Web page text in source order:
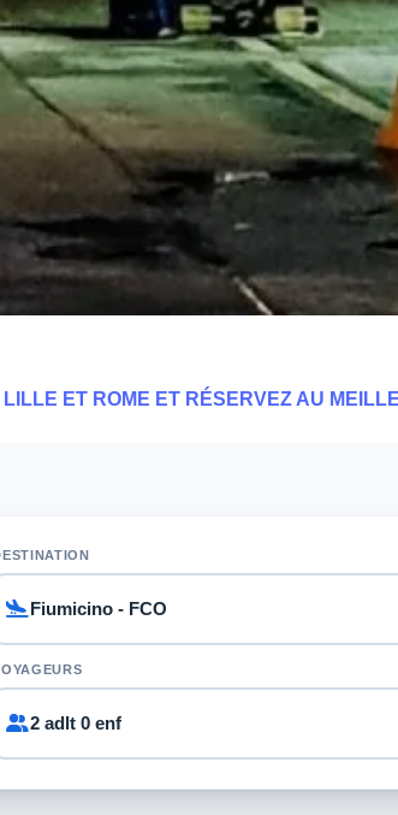
ET ROME ET RÉSERVEZ AU
2 adlt 0 enf